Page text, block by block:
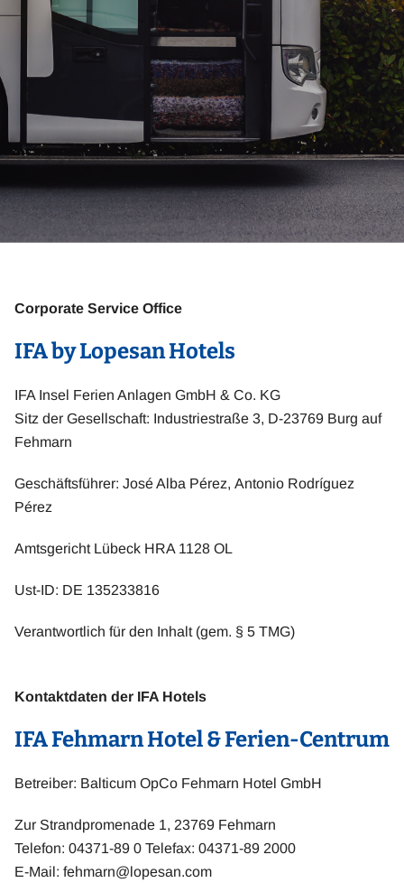
Corporate Service Office
IFA by Lopesan Hotels
IFA Insel Ferien Anlagen GmbH & Co. KG
Sitz der Gesellschaft: Industriestraße 3, D-23769 Burg auf
Fehmarn
Geschäftsführer: José Alba Pérez, Antonio Rodríguez
Pérez
Amtsgericht Lübeck HRA 1128 OL
Ust-ID: DE 135233816
Verantwortlich für den Inhalt (gem. § 5 TMG)
Kontaktdaten der IFA Hotels
IFA Fehmarn Hotel & Ferien-Centrum
Betreiber: Balticum OpCo Fehmarn Hotel GmbH
Zur Strandpromenade 1, 23769 Fehmarn
Telefon: 04371-89 0 Telefax: 04371-89 2000
E-Mail: fehmarn@lopesan.com